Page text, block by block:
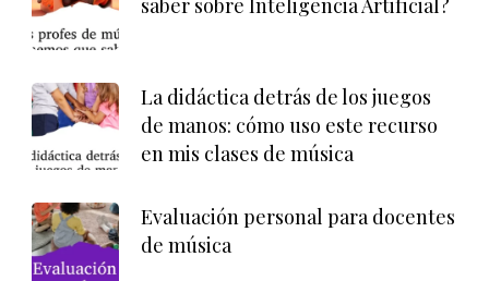
saber sobre Inteligencia Artificial?
La didáctica detrás de los juegos
de manos: cómo uso este recurso
en mis clases de música
Evaluación personal para docentes
de música